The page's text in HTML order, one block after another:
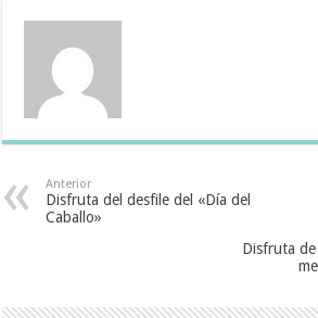
Anterior
Disfruta del desfile del «Día del
Caballo»
Disfruta